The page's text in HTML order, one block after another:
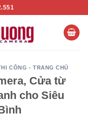
CÔNG - TRANG CHỦ
Cửa từ
cho Siêu